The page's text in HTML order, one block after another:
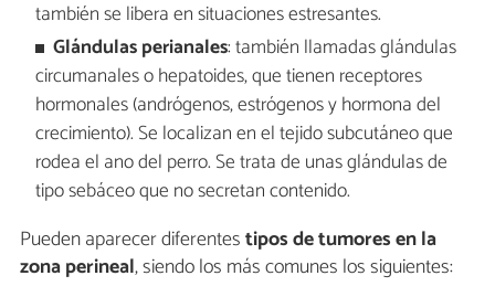
también se libera en situaciones estresantes.
Glándulas perianales: también llamadas glándulas
circumanales o hepatoides, que tienen receptores
hormonales (andrógenos, estrógenos y hormona del
crecimiento). Se localizan en el tejido subcutáneo que
rodea el ano del perro. Se trata de unas glándulas de
tipo sebáceo que no secretan contenido.
Pueden aparecer diferentestipos de tumores en la
zona perineal, siendo los más comunes los siguientes: